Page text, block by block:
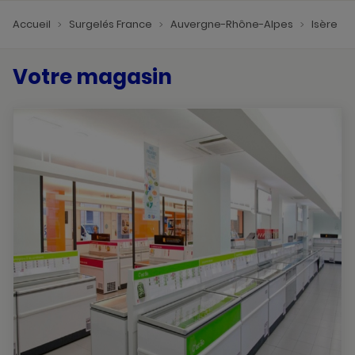
Accueil Surgelés France Auvergne-Rhône-Alpes Isère
Votre magasin